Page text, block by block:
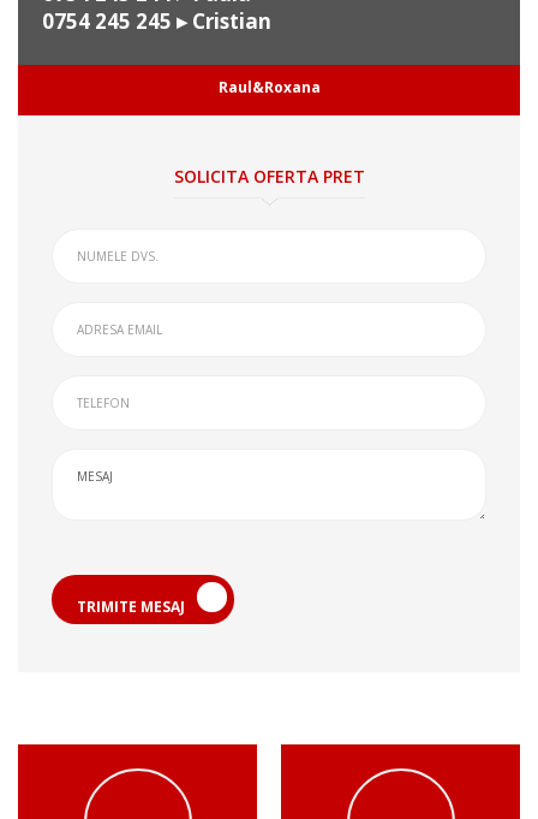
0754 245 245 ▸ Cristian
Raul&Roxana
SOLICITA OFERTA PRET
TRIMITE MESAJ